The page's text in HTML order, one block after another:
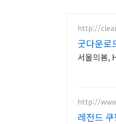
http://
굿다운로
서울의봄,
http://
레전드